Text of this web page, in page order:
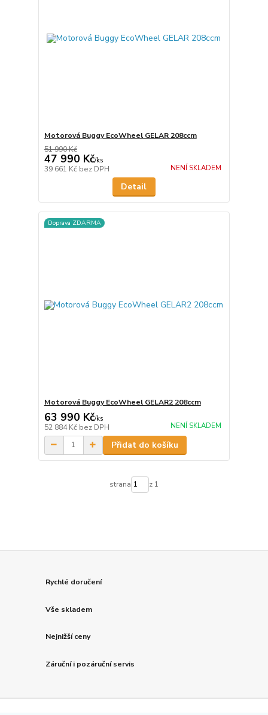
Motorová Buggy EcoWheel GELAR 208ccm
51 990 Kč
47 990 Kč/ks
39 661 Kč bez DPH NENÍ SKLADEM
Detail
Doprava ZDARMA
Motorová Buggy EcoWheel GELAR2 208ccm
63 990 Kč/ks
52 884 Kč bez DPH NENÍ SKLADEM
Přidat do košíku
strana z 1
Rychlé doručení
Vše skladem
Nejnižší ceny
Záruční i pozáruční servis